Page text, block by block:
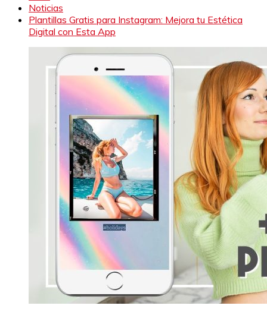
Noticias
Plantillas Gratis para Instagram: Mejora tu Estética
Digital con Esta App